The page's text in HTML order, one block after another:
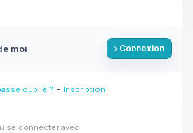
moi Connexion
oublié ? - Inscription
se connecter avec